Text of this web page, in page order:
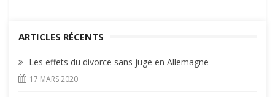
ARTICLES RÉCENTS
Les effets du divorce sans juge en Allemagne
17 MARS 2020